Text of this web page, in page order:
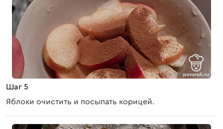
Шаг 5
Яблоки очистить и посыпать корицей.